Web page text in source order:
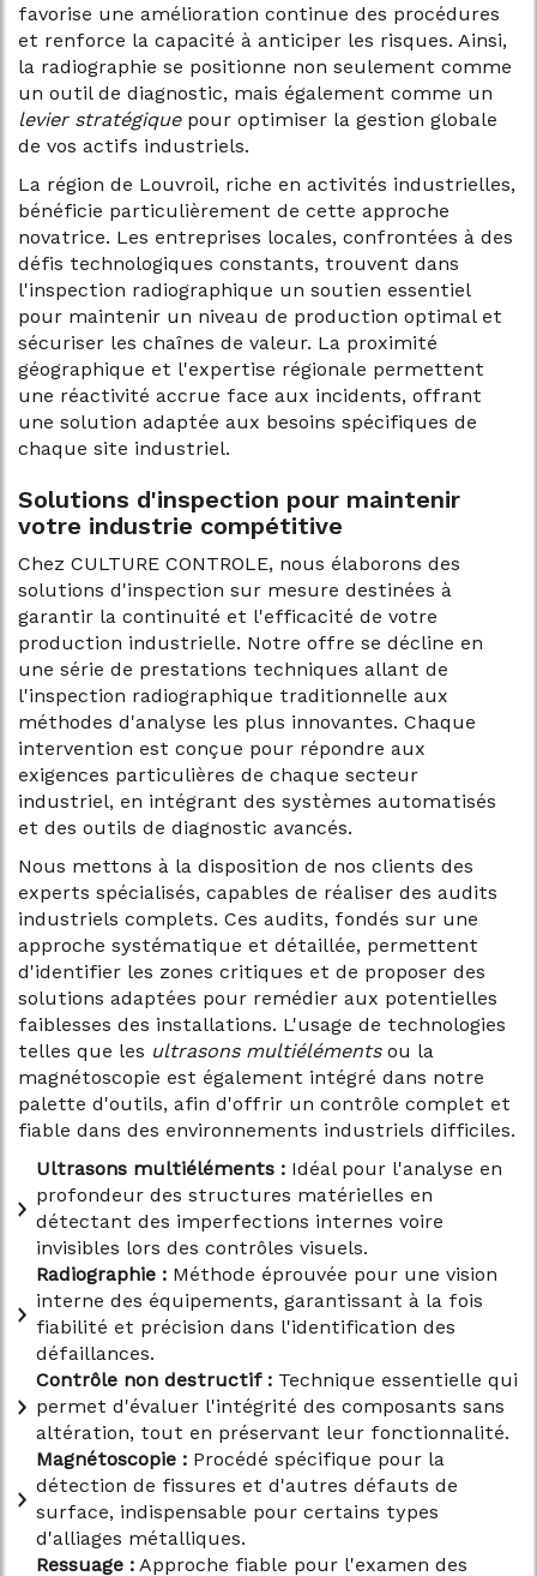
favorise une amélioration continue des procédures
et renforce la capacité à anticiper les risques. Ainsi,
la radiographie se positionne non seulement comme
un outil de diagnostic, mais également comme un
levier stratégiquepour optimiser la gestion globale
de vos actifs industriels.
La région de Louvroil, riche en activités industrielles,
bénéficie particulièrement de cette approche
novatrice. Les entreprises locales, confrontées à des
défis technologiques constants, trouvent dans
l'inspection radiographique un soutien essentiel
pour maintenir un niveau de production optimal et
sécuriser les chaînes de valeur. La proximité
géographique et l'expertise régionale permettent
une réactivité accrue face aux incidents, offrant
une solution adaptée aux besoins spécifiques de
chaque site industriel.
Solutions d'inspection pour maintenir
votre industrie compétitive
Chez CULTURE CONTROLE, nous élaborons des
solutions d'inspection sur mesure destinées à
garantir la continuité et l'efficacité de votre
production industrielle. Notre offre se décline en
une série de prestations techniques allant de
l'inspection radiographique traditionnelle aux
méthodes d'analyse les plus innovantes. Chaque
intervention est conçue pour répondre aux
exigences particulières de chaque secteur
industriel, en intégrant des systèmes automatisés
et des outils de diagnostic avancés.
Nous mettons à la disposition de nos clients des
experts spécialisés, capables de réaliser des audits
industriels complets. Ces audits, fondés sur une
approche systématique et détaillée, permettent
d'identifier les zones critiques et de proposer des
solutions adaptées pour remédier aux potentielles
faiblesses des installations. L'usage de technologies
telles que les ultrasons multiélémentsou la
magnétoscopie est également intégré dans notre
palette d'outils, afin d'offrir un contrôle complet et
fiable dans des environnements industriels difficiles.
Ultrasons multiéléments : Idéal pour l'analyse en
profondeur des structures matérielles en
détectant des imperfections internes voire
invisibles lors des contrôles visuels.
Radiographie : Méthode éprouvée pour une vision
interne des équipements, garantissant à la fois
fiabilité et précision dans l'identification des
défaillances.
Contrôle non destructif : Technique essentielle qui
permet d'évaluer l'intégrité des composants sans
altération, tout en préservant leur fonctionnalité.
Magnétoscopie : Procédé spécifique pour la
détection de fissures et d'autres défauts de
surface, indispensable pour certains types
d'alliages métalliques.
Ressuage : Approche fiable pour l'examen des